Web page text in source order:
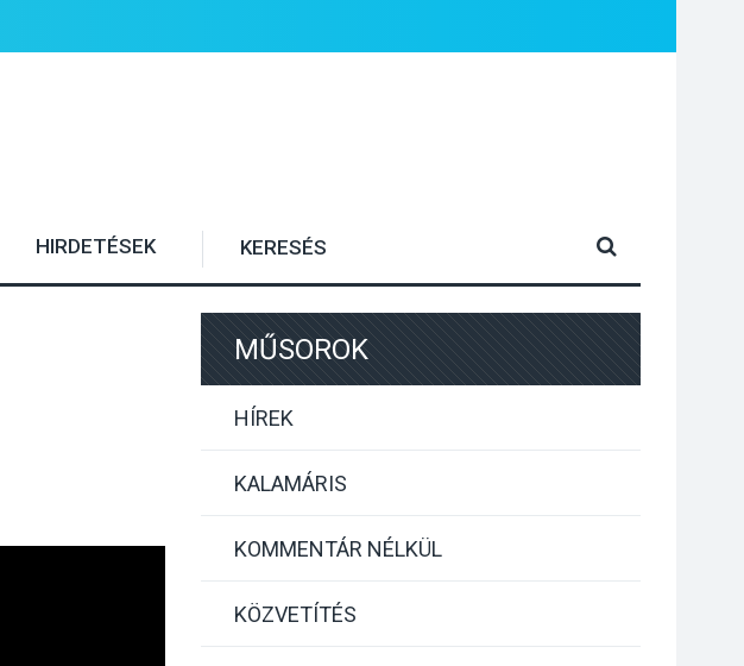
HIRDETÉSEK
MŰSOROK
HÍREK
KALAMÁRIS
KOMMENTÁR NÉLKÜL
KÖZVETÍTÉS